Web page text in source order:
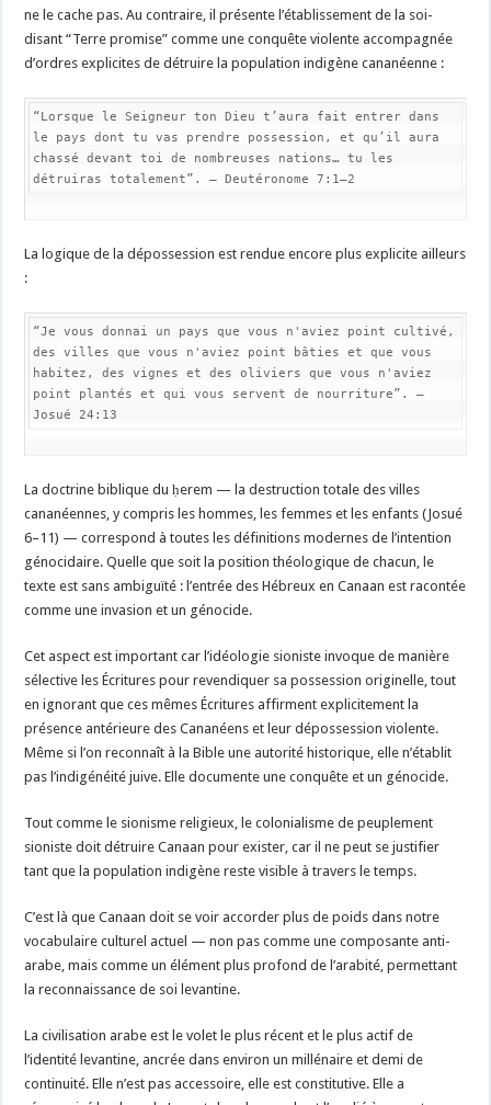
ne le cache pas. Au contraire, il présente l’établissement de la soi-
disant “Terre promise” comme une conquête violente accompagnée
d’ordres explicites de détruire la population indigène cananéenne :
“Lorsque le Seigneur ton Dieu t’aura fait entrer dans
le pays dont tu vas prendre possession, et qu’il aura
chassé devant toi de nombreuses nations… tu les
détruiras totalement”. — Deutéronome 7:1–2
La logique de la dépossession est rendue encore plus explicite ailleurs
:
“Je vous donnai un pays que vous n'aviez point cultivé,
des villes que vous n'aviez point bâties et que vous
habitez, des vignes et des oliviers que vous n'aviez
point plantés et qui vous servent de nourriture”. —
Josué 24:13
La doctrine biblique du ḥerem — la destruction totale des villes
cananéennes, y compris les hommes, les femmes et les enfants (Josué
6–11) — correspond à toutes les définitions modernes de l’intention
génocidaire. Quelle que soit la position théologique de chacun, le
texte est sans ambiguïté : l’entrée des Hébreux en Canaan est racontée
comme une invasion et un génocide.
Cet aspect est important car l’idéologie sioniste invoque de manière
sélective les Écritures pour revendiquer sa possession originelle, tout
en ignorant que ces mêmes Écritures affirment explicitement la
présence antérieure des Cananéens et leur dépossession violente.
Même si l’on reconnaît à la Bible une autorité historique, elle n’établit
pas l’indigénéité juive. Elle documente une conquête et un génocide.
Tout comme le sionisme religieux, le colonialisme de peuplement
sioniste doit détruire Canaan pour exister, car il ne peut se justifier
tant que la population indigène reste visible à travers le temps.
C’est là que Canaan doit se voir accorder plus de poids dans notre
vocabulaire culturel actuel — non pas comme une composante anti-
arabe, mais comme un élément plus profond de l’arabité, permettant
la reconnaissance de soi levantine.
La civilisation arabe est le volet le plus récent et le plus actif de
l’identité levantine, ancrée dans environ un millénaire et demi de
continuité. Elle n’est pas accessoire, elle est constitutive. Elle a